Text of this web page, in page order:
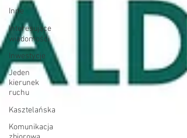
Inne
Interesujące
wiadomości
Inwestycje
Jeden
kierunek
ruchu
Kasztelańska
Komunikacja